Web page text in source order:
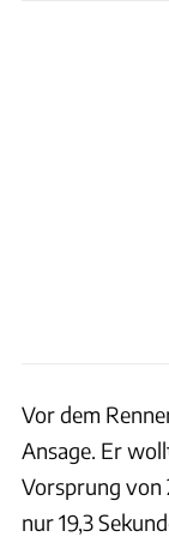
Vor dem
Ansage. Er
Vorsprung von
nur 19,3